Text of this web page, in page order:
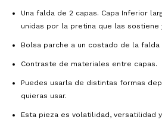
Una falda de 2 capas. Capa Inferior
unidas por la pretina que las sostiene
Bolsa parche a un costado de la falda
Contraste de materiales entre capas.
Puedes usarla de distintas formas
quieras usar.
Esta pieza es volatilidad, versatilidad